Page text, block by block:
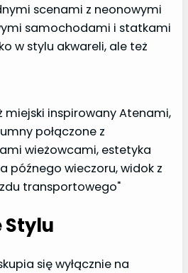
scenami z neonowymi
samochodami i statkami
w stylu akwareli, ale też
miejski inspirowany Atenami,
połączone z
wieżowcami, estetyka
późnego wieczoru, widok z
transportowego"
się wyłącznie na